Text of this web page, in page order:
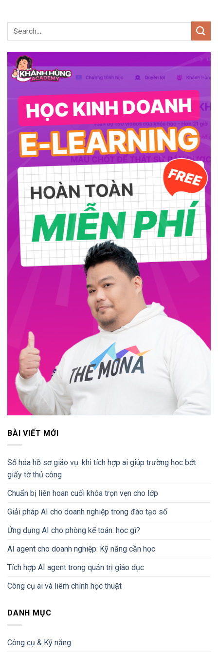
BÀI VIẾT MỚI
Số hóa hồ sơ giáo vụ: khi tích hợp ai giúp trường học bớt
giấy tờ thủ công
Chuẩn bị liên hoan cuối khóa trọn vẹn cho lớp
Giải pháp AI cho doanh nghiệp trong đào tạo số
Ứng dụng AI cho phòng kế toán: học gì?
AI agent cho doanh nghiệp: Kỹ năng cần học
Tích hợp AI agent trong quản trị giáo dục
Công cụ ai và liêm chính học thuật
DANH MỤC
Công cụ & Kỹ năng